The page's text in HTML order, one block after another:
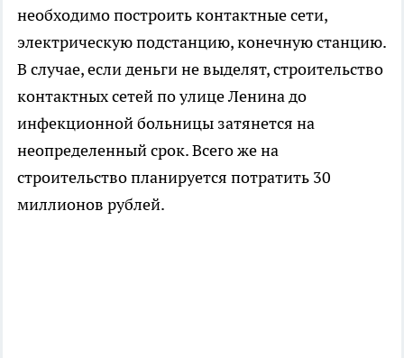
необходимо построить контактные сети,
электрическую подстанцию, конечную станцию.
В случае, если деньги не выделят, строительство
контактных сетей по улице Ленина до
инфекционной больницы затянется на
неопределенный срок. Всего же на
строительство планируется потратить 30
миллионов рублей.